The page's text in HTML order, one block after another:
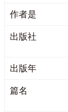
作者是
出版社
出版年
篇名